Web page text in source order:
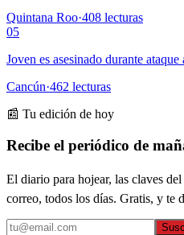
Quintana Roo·408 lecturas
05
Joven es asesinado durante
Cancún·462 lecturas
📰 Tu edición de hoy
Recibe el periódico de
El diario para hojear, las claves
correo, todos los días. Gratis, y te